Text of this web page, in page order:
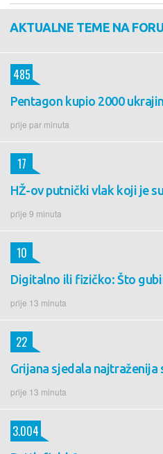
AKTUALNE TEME NA
Pentagon kupio 2000
prije par minuta
485
HŽ-ov putnički vlak koji je
prije 9 minuta
17
Digitalno ili fizičko: Što
prije 13 minuta
10
Grijana sjedala najtraženija
prije 13 minuta
22
3.004